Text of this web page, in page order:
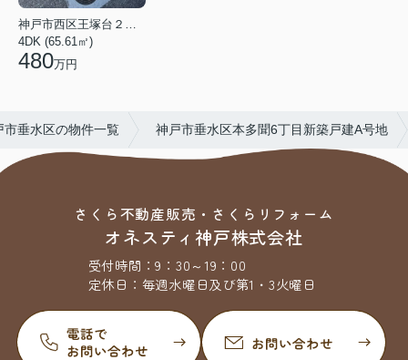
神戸市西区王塚台２丁目
4DK (65.61㎡)
480万円
市垂水区の物件一覧 神戸市垂水区本多聞6丁目新築戸建A号地
さくら不動産販売・さくらリフォーム
オネスティ神戸株式会社
受付時間：9：30～19：00
定休日： 毎週水曜日及び第1・3火曜日